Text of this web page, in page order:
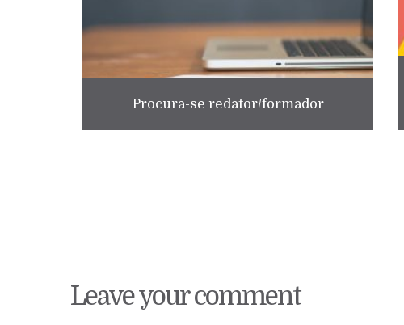
Procura-se redator/formador
Leave your comment